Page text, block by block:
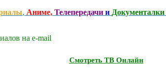
, Аниме, Телепередачи и Документалки
на e-mаil
Смотреть ТВ Онлайн